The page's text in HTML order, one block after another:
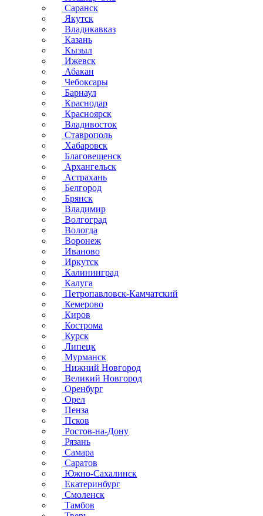
Саранск
Якутск
Владикавказ
Казань
Кызыл
Ижевск
Абакан
Чебоксары
Барнаул
Краснодар
Красноярск
Владивосток
Ставрополь
Хабаровск
Благовещенск
Архангельск
Астрахань
Белгород
Брянск
Владимир
Волгоград
Вологда
Воронеж
Иваново
Иркутск
Калининград
Калуга
Петропавловск-Камчатский
Кемерово
Киров
Кострома
Курск
Липецк
Мурманск
Нижний Новгород
Великий Новгород
Оренбург
Орел
Пенза
Псков
Ростов-на-Дону
Рязань
Самара
Саратов
Южно-Сахалинск
Екатеринбург
Смоленск
Тамбов